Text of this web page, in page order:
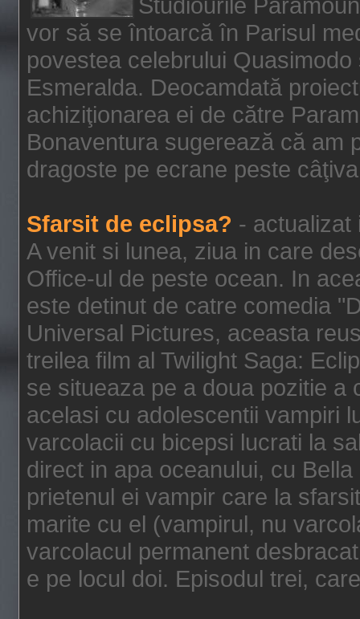
vor să se întoarcă în Parisul
povestea celebrului
Esmeralda. Deocamdată
achiziţionarea ei de către
Bonaventura sugerează că am
dragoste pe ecrane peste
Sfarsit de eclipsa? - actualizat
A venit si lunea, ziua in care
Office-ul de peste ocean. In
este detinut de catre comedia
Universal Pictures, aceasta
treilea film al Twilight Saga:
se situeaza pe a doua pozitie a
acelasi cu adolescentii vampiri
varcolacii cu bicepsi lucrati la
direct in apa oceanului, cu
prietenul ei vampir care la
marite cu el (vampirul, nu
varcolacul permanent
e pe locul doi. Episodul trei,